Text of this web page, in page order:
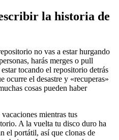
la historia de
no vas a estar hurgando
harás merges o pull
tocando el repositorio detrás
ocurre el desastre y «recuperas»
cosas pueden haber
mientras tus
A la vuelta tu disco duro ha
el portátil, así que clonas de